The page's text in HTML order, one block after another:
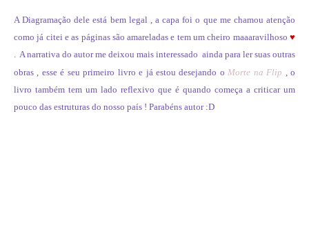
A Diagramação dele está bem legal , a capa foi o que me chamou atenção
como já citei e as páginas são amareladas e tem um cheiro maaaravilhoso ♥
A narrativa do autor me deixou mais interessado ainda para ler suas outras
obras , esse é seu primeiro livro e já estou desejando o Morte na Flip , o
livro também tem um lado reflexivo que é quando começa a criticar um
pouco das estruturas do nosso país ! Parabéns autor :D